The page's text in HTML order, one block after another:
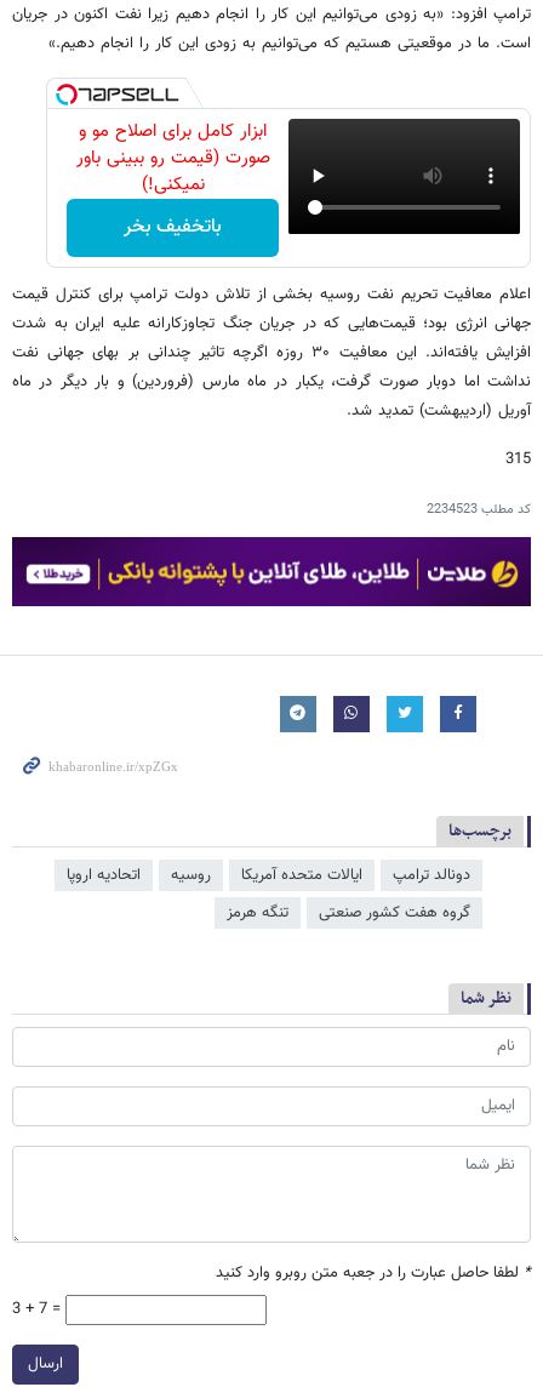
ترامپ افزود: «به زودی می‌توانیم این کار را انجام دهیم زیرا نفت اکنون در جریان
است. ما در موقعیتی هستیم که می‌توانیم به زودی این کار را انجام دهیم.»
ابزار کامل برای اصلاح مو و
صورت (قیمت رو ببینی باور
نمیکنی!)
باتخفیف بخر
اعلام معافیت تحریم نفت روسیه بخشی از تلاش دولت ترامپ برای کنترل قیمت
جهانی انرژی بود؛ قیمت‌هایی که در جریان جنگ تجاوزکارانه علیه ایران به شدت
افزایش یافته‌اند. این معافیت ۳۰ روزه اگرچه تاثیر چندانی بر بهای جهانی نفت
نداشت اما دوبار صورت گرفت، یکبار در ماه مارس (فروردین) و بار دیگر در ماه
آوریل (اردیبهشت) تمدید شد.
315
کد مطلب2234523
برچسب‌ها
دونالد ترامپ ایالات متحده آمریکا روسیه
اتحادیه اروپا
گروه هفت کشور صنعتی
تنگه هرمز
نظر شما
* لطفا حاصل عبارت را در جعبه متن روبرو وارد کنید
3 + 7 =
ارسال